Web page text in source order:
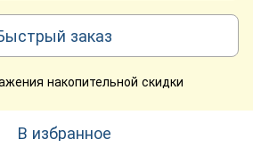
заказ
накопительной скидки
В избранное